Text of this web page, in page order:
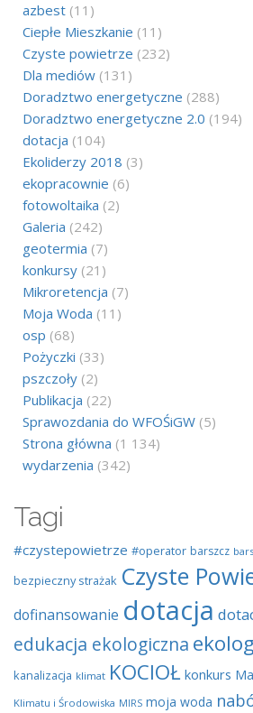
azbest (11)
Ciepłe Mieszkanie (11)
Czyste powietrze (232)
Dla mediów (131)
Doradztwo energetyczne (288)
Doradztwo energetyczne 2.0 (194)
dotacja (104)
Ekoliderzy 2018 (3)
ekopracownie (6)
fotowoltaika (2)
Galeria (242)
geotermia (7)
konkursy (21)
Mikroretencja (7)
Moja Woda (11)
osp (68)
Pożyczki (33)
pszczoły (2)
Publikacja (22)
Sprawozdania do WFOŚiGW (5)
Strona główna (1 134)
wydarzenia (342)
Tagi
#czystepowietrze #operator barszcz
bezpieczny strażak Czyste
dofinansowanie dotacja
edukacja ekologiczna
kanalizacja klimat KOCIOŁ konkurs
Klimatu i Środowiska MIRS moja woda